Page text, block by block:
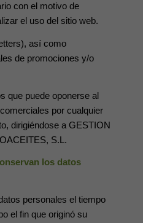
con el motivo de
el uso del sitio web.
así como
de promociones y/o
que puede oponerse al
por cualquier
dirigiéndose a GESTION
S.L.
los datos
personales el tiempo
el fin que originó su